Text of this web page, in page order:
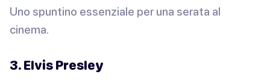
Uno spuntino essenziale per una serata al
cinema.
3. Elvis Presley